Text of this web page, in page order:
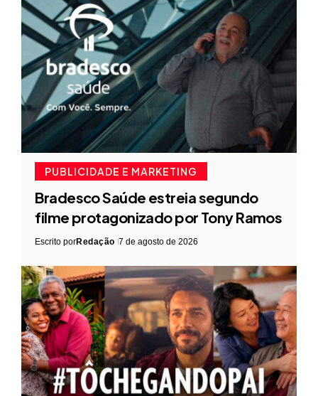
PUBLICIDADE E MARKETING
Bradesco Saúde estreia segundo
filme protagonizado por Tony Ramos
Escrito porRedação 7 de agosto de 2026